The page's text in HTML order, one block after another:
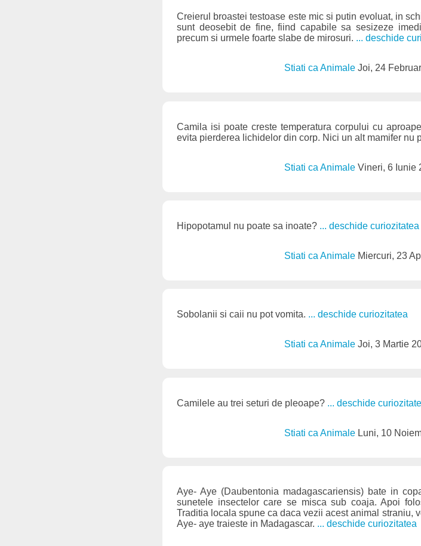
Creierul broastei testoase este mic si putin evoluat, in
sunt deosebit de fine, fiind capabile sa sesizeze
precum si urmele foarte slabe de mirosuri. ... deschide
Stiati ca AnimaleJoi, 24
Camila isi poate creste temperatura corpului cu
evita pierderea lichidelor din corp. Nici un alt mamifer nu
Stiati ca AnimaleVineri, 6 Iunie
Hipopotamul nu poate sa inoate? ... deschide curiozitatea
Stiati ca Animale Miercuri, 23
Sobolanii si caii nu pot vomita. ... deschide curiozitatea
Stiati ca AnimaleJoi, 3 Martie
Camilele au trei seturi de pleoape? ... deschide
Stiati ca Animale Luni, 10
Aye- Aye (Daubentonia madagascariensis) bate in
sunetele insectelor care se misca sub coaja. Apoi
Traditia locala spune ca daca vezii acest animal straniu,
Aye- aye traieste in Madagascar. ... deschide curiozitatea